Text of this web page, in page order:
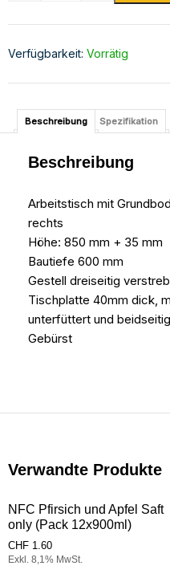
Verfügbarkeit: Vorrätig
Beschreibung Spezifikation
Beschreibung
Arbeitstisch mit
rechts
Höhe: 850 mm + 35 mm
Bautiefe 600 mm
Gestell dreiseitig
Tischplatte 40mm dick,
unterfüttert und
Gebürst
Verwandte Produkte
NFC Pfirsich und Apfel Saft
only (Pack 12x900ml)
CHF 1.60
Exkl. 8,1% MwSt.